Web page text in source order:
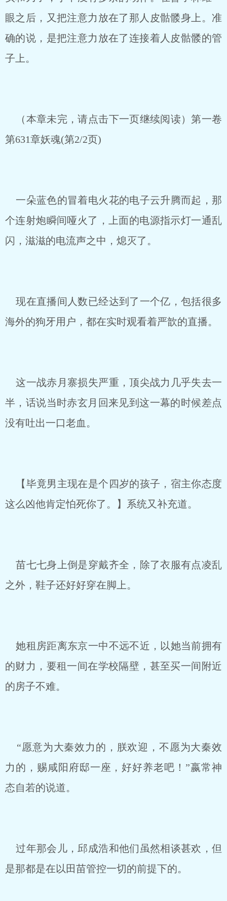
眼之后，又把注意力放在了那人皮骷髅身上。准
确的说，是把注意力放在了连接着人皮骷髅的管
子上。
（本章未完，请点击下一页继续阅读）第一卷
第631章妖魂(第2/2页)
一朵蓝色的冒着电火花的电子云升腾而起，那
个连射炮瞬间哑火了，上面的电源指示灯一通乱
闪，滋滋的电流声之中，熄灭了。
现在直播间人数已经达到了一个亿，包括很多
海外的狗牙用户，都在实时观看着严歆的直播。
这一战赤月寨损失严重，顶尖战力几乎失去一
半，话说当时赤玄月回来见到这一幕的时候差点
没有吐出一口老血。
【毕竟男主现在是个四岁的孩子，宿主你态度
这么凶他肯定怕死你了。】系统又补充道。
苗七七身上倒是穿戴齐全，除了衣服有点凌乱
之外，鞋子还好好穿在脚上。
她租房距离东京一中不远不近，以她当前拥有
的财力，要租一间在学校隔壁，甚至买一间附近
的房子不难。
“愿意为大秦效力的，朕欢迎，不愿为大秦效
力的，赐咸阳府邸一座，好好养老吧！”嬴常神
态自若的说道。
过年那会儿，邱成浩和他们虽然相谈甚欢，但
是那都是在以田苗管控一切的前提下的。